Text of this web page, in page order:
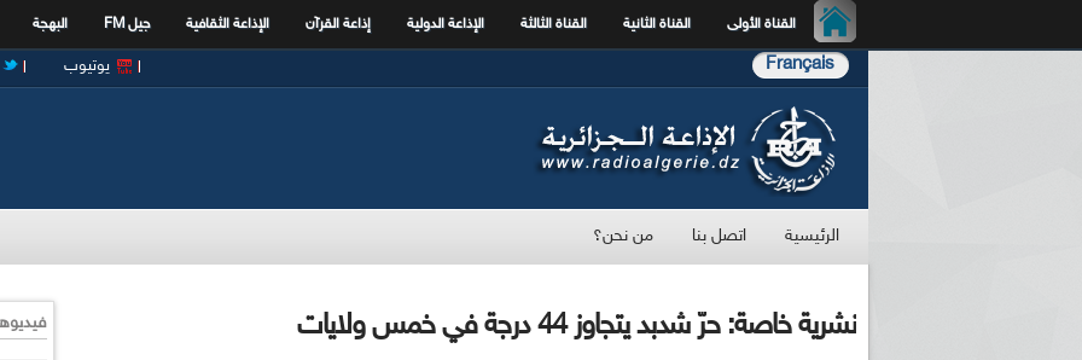
القناة الأولى القناة الثانية القناة الثالثة الإذاعة الدولية إذاعة القرآن الإذاعة الثقافية جيل FM البهجة
Français يوتيوب
الرئيسية اتصل بنا من نحن؟
نشرية خاصة: حرّ شدبد يتجاوز 44 درجة في خمس ولايات